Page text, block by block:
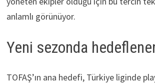
anlamlı görünüyor.
Yeni sezonda
TOFAŞ’ın ana hedefi, Türkiye liginde